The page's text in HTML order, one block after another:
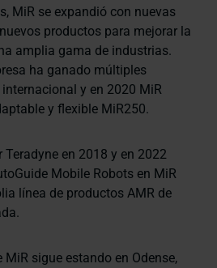
MiR se expandió con nuevas
productos para mejorar la
amplia gama de industrias.
ha ganado múltiples
y en 2020 MiR
y flexible MiR250.
en 2018 y en 2022
Mobile Robots en MiR
línea de productos AMR de
MiR sigue estando en Odense,